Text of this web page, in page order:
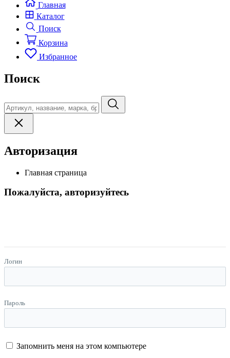
Главная
Каталог
Поиск
Корзина
Избранное
Поиск
Авторизация
Главная страница
Пожалуйста, авторизуйтесь
Логин
Пароль
Запомнить меня на этом компьютере